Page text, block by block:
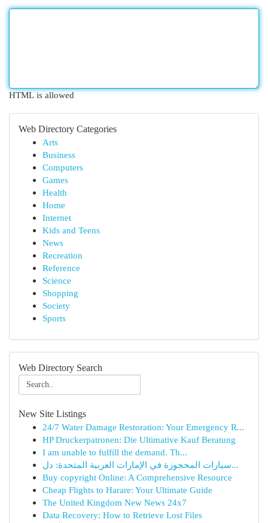
HTML is allowed
Web Directory Categories
Arts
Business
Computers
Games
Health
Home
Internet
Kids and Teens
News
Recreation
Reference
Science
Shopping
Society
Sports
Web Directory Search
New Site Listings
24/7 Water Damage Restoration: Your Emergency R...
HP Druckerpatronen: Die Ultimative Kauf Beratung
I am unable to fulfill the demand. Th...
سيارات المحجوزة في الإمارات العربية المتحدة: دل...
Buy copyright Online: A Comprehensive Resource
Cheap Flights to Harare: Your Ultimate Guide
The United Kingdom New News 24x7
Data Recovery: How to Retrieve Lost Files